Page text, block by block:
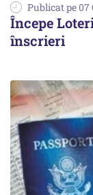
Publicat pe 07
Începe
înscrieri